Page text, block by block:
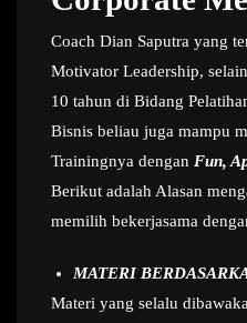
Coach Dian Saputra yang
Motivator Leadership,
10 tahun di Bidang
Bisnis beliau juga mampu
Trainingnya dengan Fun,
Berikut adalah Alasan
memilih bekerjasama
MATERI
Materi yang selalu